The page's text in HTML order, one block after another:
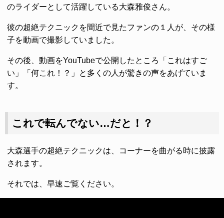
のライダーとして活躍している大森雅俊さん。
彼の超絶テクニックを間近で見たファンの１人が、その様
子を動画で撮影していました。
その後、動画をYouTubeで公開したところ「これはすご
い」「何これ！？」と多くの人が驚きの声をあげていま
す。
これで転んでない…だと！？
大森選手の超絶テクニックは、コーナーを曲がる時に披露
されます。
それでは、早速ご覧ください。